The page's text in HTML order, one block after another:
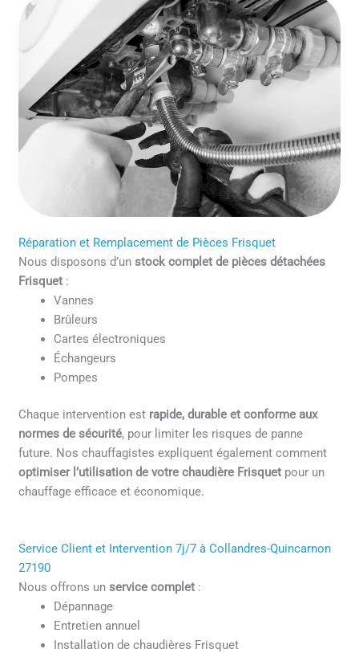
Réparation et Remplacement de Pièces Frisquet
Nous disposons d’unstock complet de pièces détachées
Frisquet :
Vannes
Brûleurs
Cartes électroniques
Échangeurs
Pompes
Chaque intervention est rapide, durable et conforme aux
normes de sécurité, pour limiter les risques de panne
future. Nos chauffagistes expliquent également comment
optimiser l’utilisation de votre chaudière Frisquet pour un
chauffage efficace et économique.
Service Client et Intervention 7j/7 à Collandres-Quincarnon
27190
Nous offrons unservice complet :
Dépannage
Entretien annuel
Installation de chaudières Frisquet